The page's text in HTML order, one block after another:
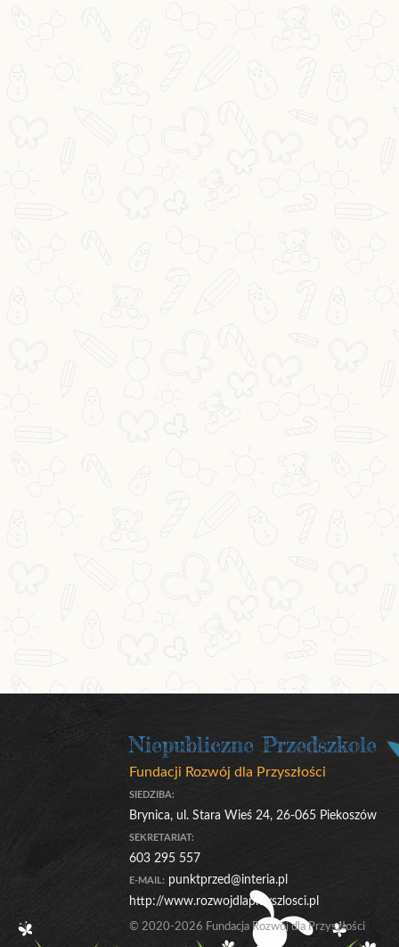
Niepubliczne Przedszkole
Fundacji Rozwój dla Przyszłości
SIEDZIBA:
Brynica, ul. Stara Wieś 24, 26-065 Piekoszów
SEKRETARIAT:
603 295 557
E-MAIL: punktprzed@interia.pl
http://www.rozwojdlaprzyszlosci.pl
© 2020-2026 Fundacja Rozwój dla Przyszłości